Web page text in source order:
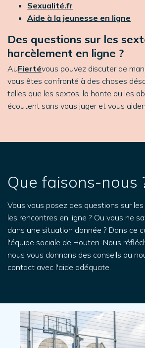
Sexualité.fr
Aide à la jeunesse en ligne
Des questions sur les
harcèlement en ligne ?
AuFiertévous pouvez discuter de
vous êtes confronté à des choses
telles que les sextos, la honte ou les
écoutent sans vous juger et vous
Que faisons-nous
Vous vous posez des questions sur
les rencontres en ligne ? Ou vous ne
dans une situation donnée ? Dans ce
l'équipe sociale de Houten. Nous
nous vous donnons des conseils ou
contact avec l'aide adéquate.